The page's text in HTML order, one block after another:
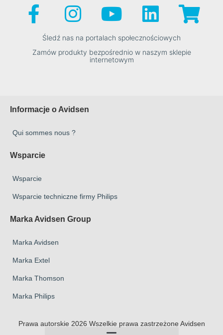
Śledź nas na portalach społecznościowych
Zamów produkty bezpośrednio w naszym sklepie
internetowym
Informacje o Avidsen
Qui sommes nous ?
Wsparcie
Wsparcie
Wsparcie techniczne firmy Philips
Marka Avidsen Group
Marka Avidsen
Marka Extel
Marka Thomson
Marka Philips
Prawa autorskie 2026 Wszelkie prawa zastrzeżone Avidsen